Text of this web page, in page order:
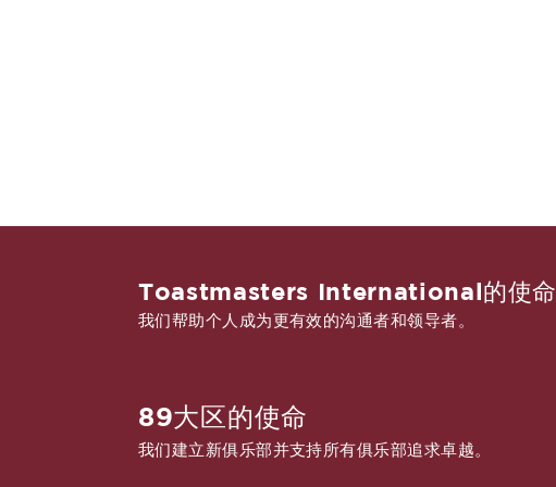
Toastmasters International的使命
我们帮助个人成为更有效的沟通者和领导者。
89大区的使命
我们建立新俱乐部并支持所有俱乐部追求卓越。